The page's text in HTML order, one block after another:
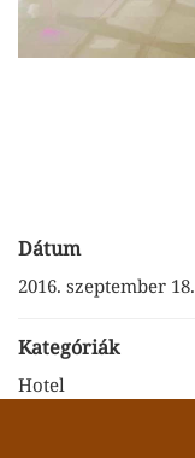
Dátum
2016. szeptember 18.
Kategóriák
Hotel